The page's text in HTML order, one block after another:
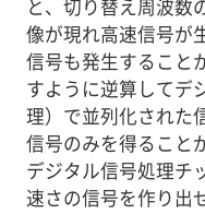
と、切り替え周波数
像が現れ高速信号が
信号も発生すること
すように逆算してデ
理）で並列化された
信号のみを得ること
デジタル信号処理チ
速さの信号を作り出